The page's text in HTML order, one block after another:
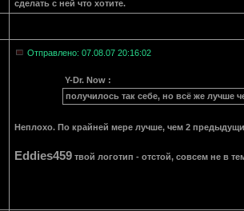
сделать с ней что хотите.
Отправлено: 07.08.07 20:16:02
Y-Dr. Now :
получилось так себе, но всё же лучше
Неплохо. По крайней мере лучше, чем 2
Eddies459 твой логотип - отстой, совсем не в